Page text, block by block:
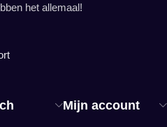
Mijn account
het allemaal!